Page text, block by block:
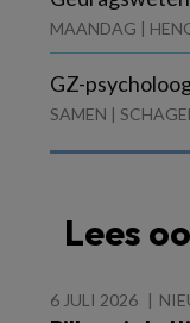
MAANDAG |
GZ-
SAMEN |
Lees
6 JULI 2026